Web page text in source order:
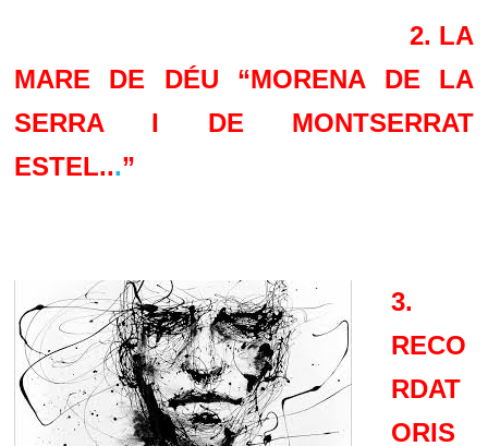
2. LA
MARE DE DÉU “MORENA DE LA
SERRA I DE MONTSERRAT
ESTEL...”
3.
RECO
RDAT
ORIS